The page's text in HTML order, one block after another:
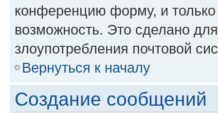
конференцию форму, и
возможность. Это сделано
злоупотребления почтовой
Вернуться к началу
Создание сообщений